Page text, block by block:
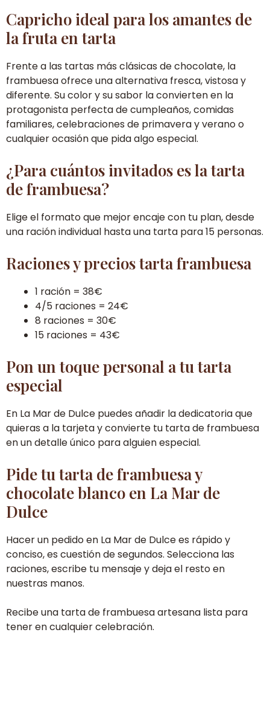
Capricho ideal para los amantes de
la fruta en tarta
Frente a las tartas más clásicas de chocolate, la
frambuesa ofrece una alternativa fresca, vistosa y
diferente. Su color y su sabor la convierten en la
protagonista perfecta de cumpleaños, comidas
familiares, celebraciones de primavera y verano o
cualquier ocasión que pida algo especial.
¿Para cuántos invitados es la tarta
de frambuesa?
Elige el formato que mejor encaje con tu plan, desde
una ración individual hasta una tarta para 15 personas.
Raciones y precios tarta frambuesa
1 ración = 38€
4/5 raciones = 24€
8 raciones = 30€
15 raciones = 43€
Pon un toque personal a tu tarta
especial
En La Mar de Dulce puedes añadir la dedicatoria que
quieras a la tarjeta y convierte tu tarta de frambuesa
en un detalle único para alguien especial.
Pide tu tarta de frambuesa y
chocolate blanco en La Mar de
Dulce
Hacer un pedido en La Mar de Dulce es rápido y
conciso, es cuestión de segundos. Selecciona las
raciones, escribe tu mensaje y deja el resto en
nuestras manos.
Recibe una tarta de frambuesa artesana lista para
tener en cualquier celebración.